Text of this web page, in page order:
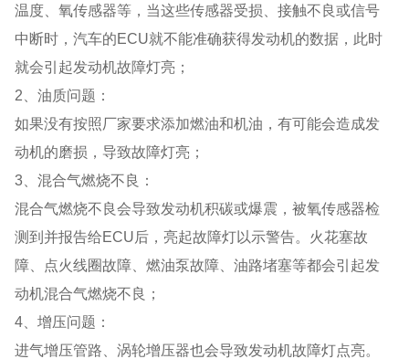
温度、氧传感器等，当这些传感器受损、接触不良或信号
中断时，汽车的ECU就不能准确获得发动机的数据，此时
就会引起发动机故障灯亮；
2、油质问题：
如果没有按照厂家要求添加燃油和机油，有可能会造成发
动机的磨损，导致故障灯亮；
3、混合气燃烧不良：
混合气燃烧不良会导致发动机积碳或爆震，被氧传感器检
测到并报告给ECU后，亮起故障灯以示警告。火花塞故
障、点火线圈故障、燃油泵故障、油路堵塞等都会引起发
动机混合气燃烧不良；
4、增压问题：
进气增压管路、涡轮增压器也会导致发动机故障灯点亮。